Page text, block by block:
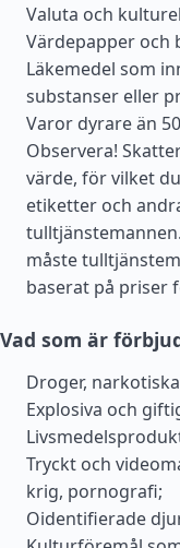
Valuta och
Värdepapper och
Läkemedel som
substanser eller
Varor dyrare än
Observera!
värde, för vilket
etiketter och
måste
baserat på priser
Vad som är
Droger,
Explosiva och
Tryckt och
krig, pornografi;
Oidentifierade